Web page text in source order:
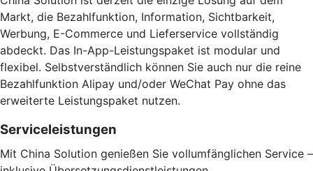
Markt, die Bezahlfunktion, Information, Sichtbarkeit,
Werbung, E-Commerce und Lieferservice vollständig
abdeckt. Das In-App-Leistungspaket ist modular und
flexibel. Selbstverständlich können Sie auch nur die reine
Bezahlfunktion Alipay und/oder WeChat Pay ohne das
erweiterte Leistungspaket nutzen.
Serviceleistungen
Mit China Solution genießen Sie vollumfänglichen Service –